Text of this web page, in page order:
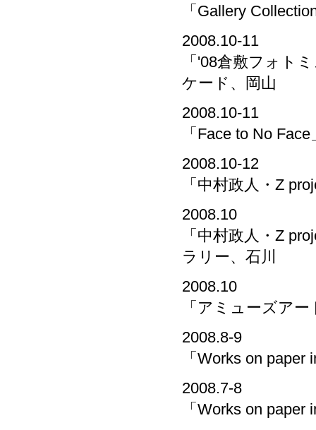
「Gallery
2008.10-11
「'08倉敷フォト
ケード、岡山
2008.10-11
「Face to No
2008.10-12
「中村政人・Z
2008.10
「中村政人・Z
ラリー、石川
2008.10
「アミューズア
2008.8-9
「Works on
2008.7-8
「Works on